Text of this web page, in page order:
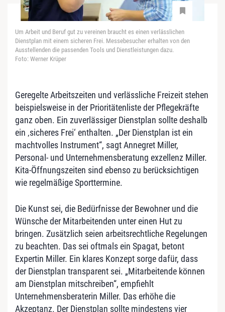
Um Arbeit und Beruf gut zu vereinen braucht es einen verlässlichen
Dienstplan mit einem sicheren Frei. Messebesucher erhalten von den
Ausstellenden die passenden Tools und Dienstleistungen dazu.
Foto: Werner Krüper
Geregelte Arbeitszeiten und verlässliche Freizeit stehen
beispielsweise in der Prioritätenliste der Pflegekräfte
ganz oben. Ein zuverlässiger Dienstplan sollte deshalb
ein ‚sicheres Frei‘ enthalten. „Der Dienstplan ist ein
machtvolles Instrument“, sagt Annegret Miller,
Personal- und Unternehmensberatung exzellenz Miller.
Kita-Öffnungszeiten sind ebenso zu berücksichtigen
wie regelmäßige Sporttermine.
Die Kunst sei, die Bedürfnisse der Bewohner und die
Wünsche der Mitarbeitenden unter einen Hut zu
bringen. Zusätzlich seien arbeitsrechtliche Regelungen
zu beachten. Das sei oftmals ein Spagat, betont
Expertin Miller. Ein klares Konzept sorge dafür, dass
der Dienstplan transparent sei. „Mitarbeitende können
am Dienstplan mitschreiben“, empfiehlt
Unternehmensberaterin Miller. Das erhöhe die
Akzeptanz. Der Dienstplan sollte mindestens vier